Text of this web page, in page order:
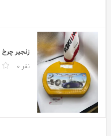
زنجیر
0 نفر